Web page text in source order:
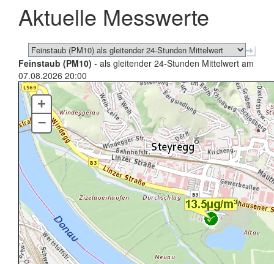
schließen
Aktuelle Messwerte
Feinstaub (PM10) - als gleitender 24-Stunden Mittelwert am
07.08.2026 20:00
+
–